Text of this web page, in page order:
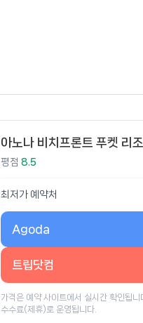
아노나 비치프론트 푸켓 리
평점 8.5
최저가 예약처
Agoda
트립닷컴
가격은 예약 사이트에서 실시간 확인됩니
수수료(제휴)로 운영됩니다.